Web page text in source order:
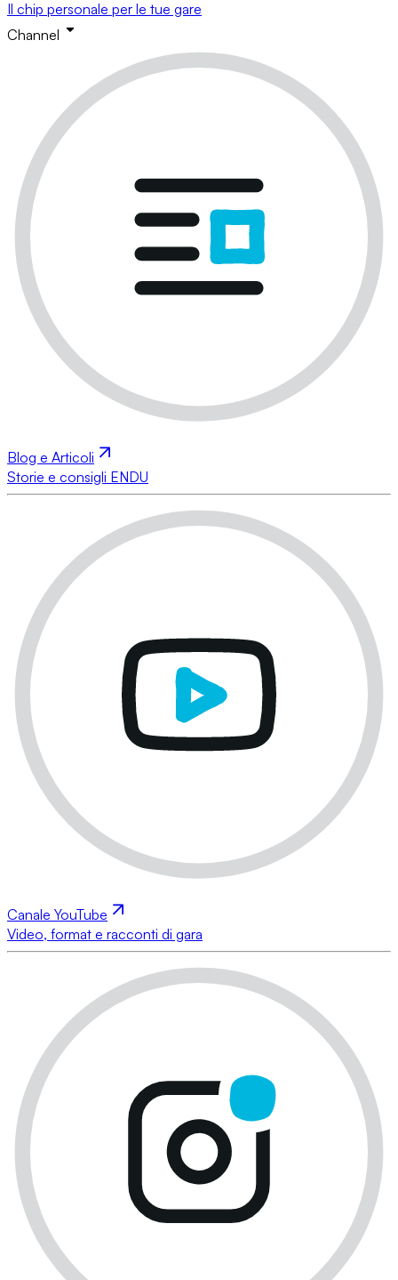
Il chip personale per le tue gare
Channel
Blog e Articoli
Storie e consigli ENDU
Canale YouTube
Video, format e racconti di gara